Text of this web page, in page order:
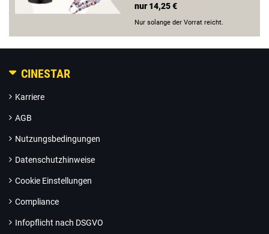
nur 14,25 €
Nur solange der Vorrat reicht.
CINESTAR
Karriere
AGB
Nutzungsbedingungen
Datenschutzhinweise
Cookie Einstellungen
Compliance
Infopflicht nach DSGVO